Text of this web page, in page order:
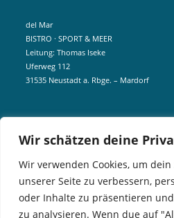
Wir schätzen deine
Wir verwenden Cookies, um
unserer Seite zu verbessern,
oder Inhalte zu präsentieren
zu analysieren. Wenn due auf
del Mar
BISTRO · SPORT & MEER
Leitung: Thomas Iseke
Uferweg 112
31535 Neustadt a. Rbge. – Mardorf
info@delmar-mardorf.de
Gern könnt ihr euch telefonisch bei uns